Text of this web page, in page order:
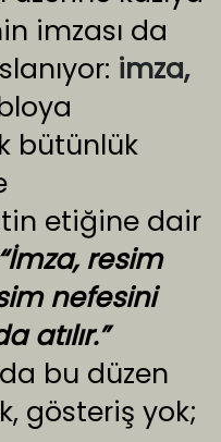
imzası da
imza,
bütünlük
etiğine dair
“İmza, resim
nefesini
atılır.”
bu düzen
gösteriş yok;